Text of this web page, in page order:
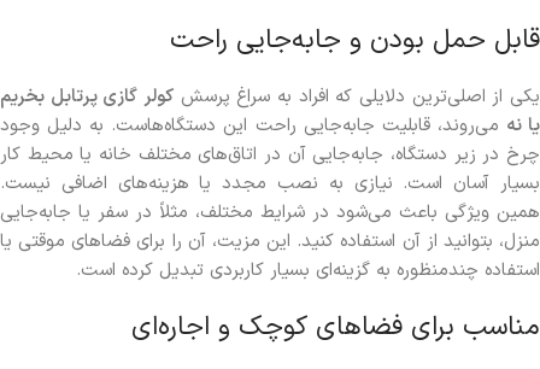
قابل حمل بودن و جابه‌جایی راحت
یکی از اصلی‌ترین دلایلی که افراد به سراغ پرسش کولر گازی پرتابل بخریم
یا نه می‌روند، قابلیت جابه‌جایی راحت این دستگاه‌هاست. به دلیل وجود
چرخ در زیر دستگاه، جابه‌جایی آن در اتاق‌های مختلف خانه یا محیط کار
بسیار آسان است. نیازی به نصب مجدد یا هزینه‌های اضافی نیست.
همین ویژگی باعث می‌شود در شرایط مختلف، مثلاً در سفر یا جابه‌جایی
منزل، بتوانید از آن استفاده کنید. این مزیت، آن را برای فضاهای موقتی یا
استفاده چندمنظوره به گزینه‌ای بسیار کاربردی تبدیل کرده است.
مناسب برای فضاهای کوچک و اجاره‌ای